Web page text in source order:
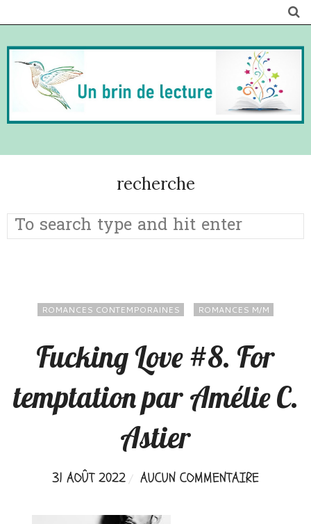
recherche
ROMANCES CONTEMPORAINES ROMANCES M/M
Fucking Love #8. For
temptation par Amélie C.
Astier
31 AOÛT 2022 AUCUN COMMENTAIRE